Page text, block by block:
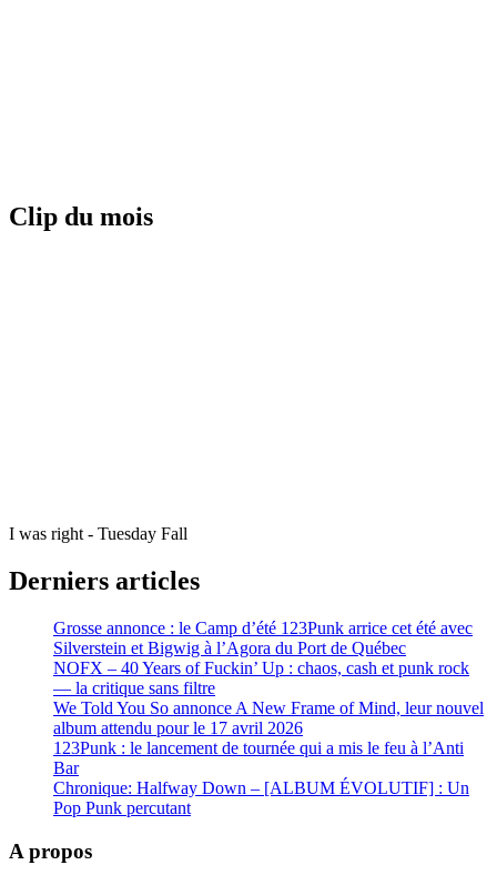
Clip du mois
I was right - Tuesday Fall
Derniers articles
Grosse annonce : le Camp d’été 123Punk arrice cet été avec
Silverstein et Bigwig à l’Agora du Port de Québec
NOFX – 40 Years of Fuckin’ Up : chaos, cash et punk rock
— la critique sans filtre
We Told You So annonce A New Frame of Mind, leur nouvel
album attendu pour le 17 avril 2026
123Punk : le lancement de tournée qui a mis le feu à l’Anti
Bar
Chronique: Halfway Down – [ALBUM ÉVOLUTIF] : Un
Pop Punk percutant
A propos